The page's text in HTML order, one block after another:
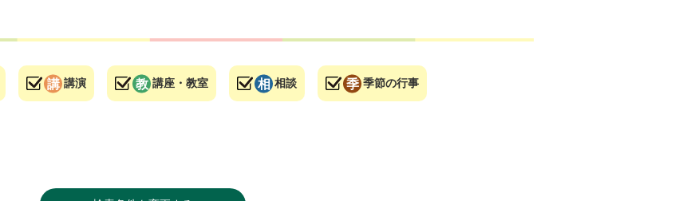
講演 講座・教室 相談 季節の行事